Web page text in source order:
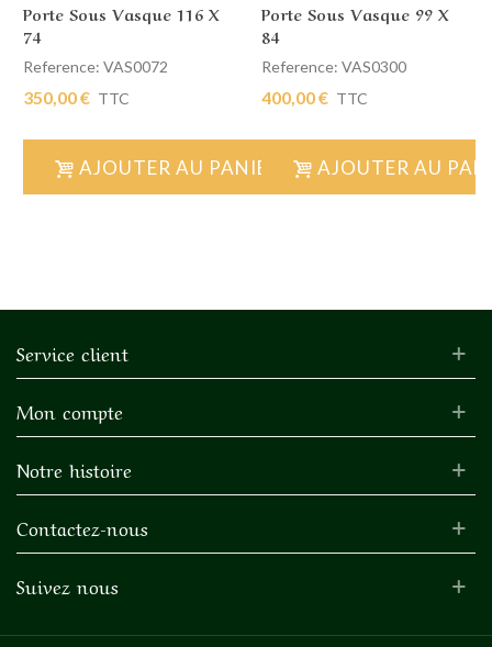
Porte Sous Vasque 116 X
74
Reference: VAS0072
350,00 € TTC
AJOUTER AU PANIER
Porte Sous Vasque 99 X
84
Reference: VAS0300
400,00 € TTC
AJOUTER AU
Service client
Mon compte
Notre histoire
Contactez-nous
Suivez nous